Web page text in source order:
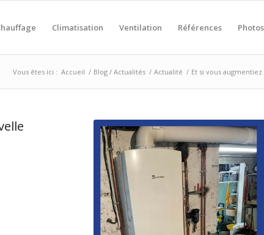
Climatisation Ventilation Références Photos
Vous êtes ici : Accueil / Blog / Actualités / Actualité / Et si vous